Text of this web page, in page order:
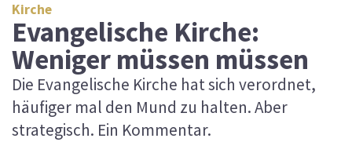
Kirche
Evangelische Kirche:
Weniger müssen müssen
Die Evangelische Kirche hat sich verordnet,
häufiger mal den Mund zu halten. Aber
strategisch. Ein Kommentar.